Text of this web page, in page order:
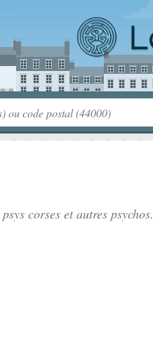
psys corses et autres psychos.